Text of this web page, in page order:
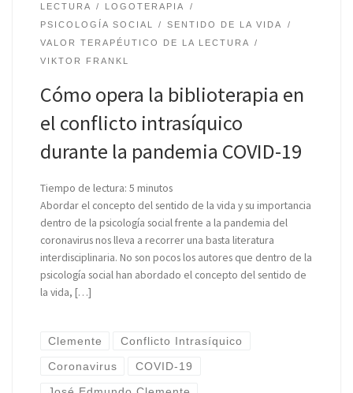
LECTURA
LOGOTERAPIA
PSICOLOGÍA SOCIAL
SENTIDO DE LA VIDA
VALOR TERAPÉUTICO DE LA LECTURA
VIKTOR FRANKL
Cómo opera la biblioterapia en
el conflicto intrasíquico
durante la pandemia COVID-19
Tiempo de lectura: 5 minutos
Abordar el concepto del sentido de la vida y su importancia
dentro de la psicología social frente a la pandemia del
coronavirus nos lleva a recorrer una basta literatura
interdisciplinaria. No son pocos los autores que dentro de la
psicología social han abordado el concepto del sentido de
la vida, […]
Clemente Conflicto Intrasíquico
Coronavirus COVID-19